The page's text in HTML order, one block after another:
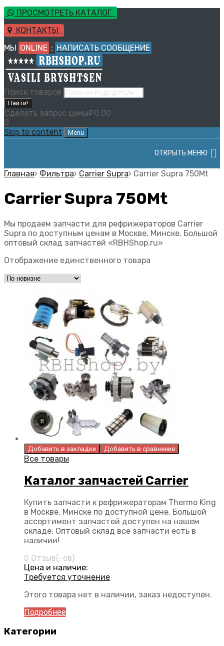
ПРОСМОТРЕТЬ КАТАЛОГ
КОНТАКТЫ
МЫ ONLINE : НАПИСАТЬ СООБЩЕНИЕ
Поиск товаров
Найти!
Сделать запрос цены₽0.00
0
Skip to content
Menu
ОТКРЫТЬ МЕНЮ
Главная Фильтра Carrier Supra Carrier Supra 750Mt
Carrier Supra 750Mt
Мы продаем запчасти для рефрижераторов Carrier
Supra по доступным ценам в Москве, Минске. Большой
оптовый склад запчастей «RBHShop.ru»
Отображение единственного товара
Добавить в закладки Добавить в сравнение
Все товары
Каталог запчастей Carrier
Купить запчасти к рефрижераторам Thermo King
в Москве, Минске по доступной цене. Большой
ассортимент запчастей доступен на нашем
складе. Оптовый склад все запчасти есть в
наличии!
0 Отзыв(-ов)
Цена и наличие:
Требуется уточнение
Этого товара нет в наличии, заказ недоступен.
Подробнее
Категории